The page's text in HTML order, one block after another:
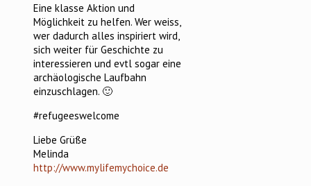
Eine klasse Aktion und
Möglichkeit zu helfen. Wer weiss,
wer dadurch alles inspiriert wird,
sich weiter für Geschichte zu
interessieren und evtl sogar eine
archäologische Laufbahn
einzuschlagen. 🙂
#refugeeswelcome
Liebe Grüße
Melinda
http://www.mylifemychoice.de